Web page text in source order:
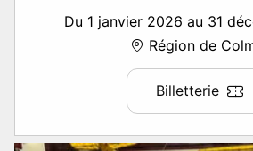
Du 1 janvier 2026 au 31
Région de
Billetterie